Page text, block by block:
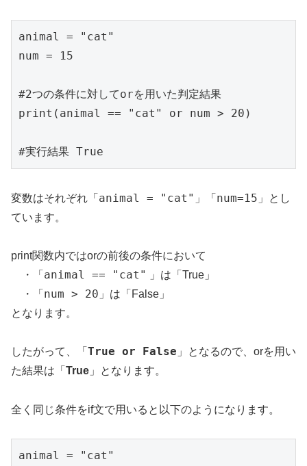
animal = "cat"
num = 15
#2つの条件に対してorを用いた判定結果
print(animal == "cat" or num > 20)
#実行結果 True
変数はそれぞれ「 animal = "cat" 」「 num=15 」とし
ています。
print関数内ではorの前後の条件において
・「 animal == "cat"
」は「True」
・「 num > 20 」は「False」
となります。
したがって、「 True or False 」となるので、orを用い
た結果は「 True 」となります。
全く同じ条件をif文で用いると以下のようになります。
animal = "cat"